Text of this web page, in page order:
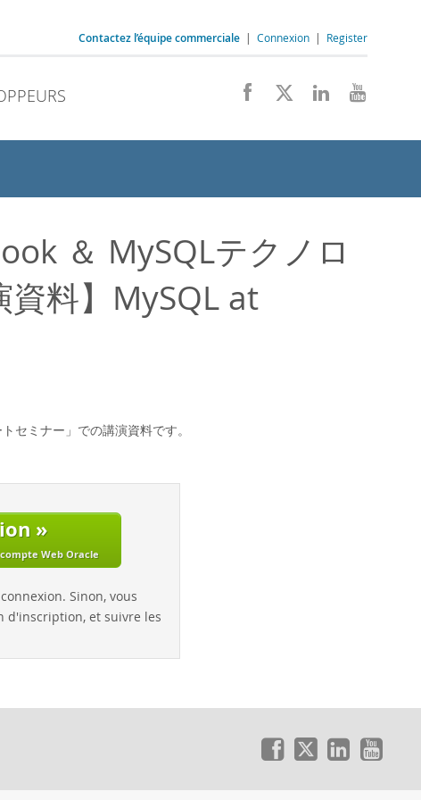
Contactez l’équipe commerciale | Connexion | Register
＆ MySQLテクノロ
料】MySQL at
セミナー」での講演資料です。
»
Web Oracle
Sinon, vous
d'inscription, et suivre les